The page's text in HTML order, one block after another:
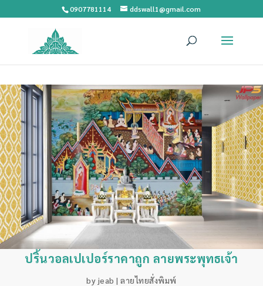
0907781114 ddswall1@gmail.com
ปริ้นวอลเปเปอร์ราคาถูก ลายพระพุทธเจ้า
by jeab |ลายไทยสั่งพิมพ์